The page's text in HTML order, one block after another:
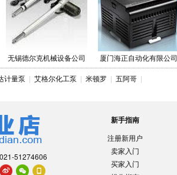
无锡德尔克机械设备公司 厦门海正自动化有限公司
计量泵 | 艾格尔化工泵 | 米顿罗 | 五阿哥 |
51274606
新手指南
注册新用户
卖家入门
买家入门